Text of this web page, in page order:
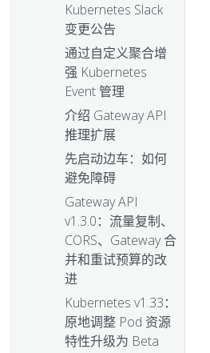
Kubernetes Slack
变更公告
通过自定义聚合增
强 Kubernetes
Event 管理
介绍 Gateway API
推理扩展
先启动边车：如何
避免障碍
Gateway API
v1.3.0：流量复制、
CORS、Gateway 合
并和重试预算的改
进
Kubernetes v1.33：
原地调整 Pod 资源
特性升级为 Beta